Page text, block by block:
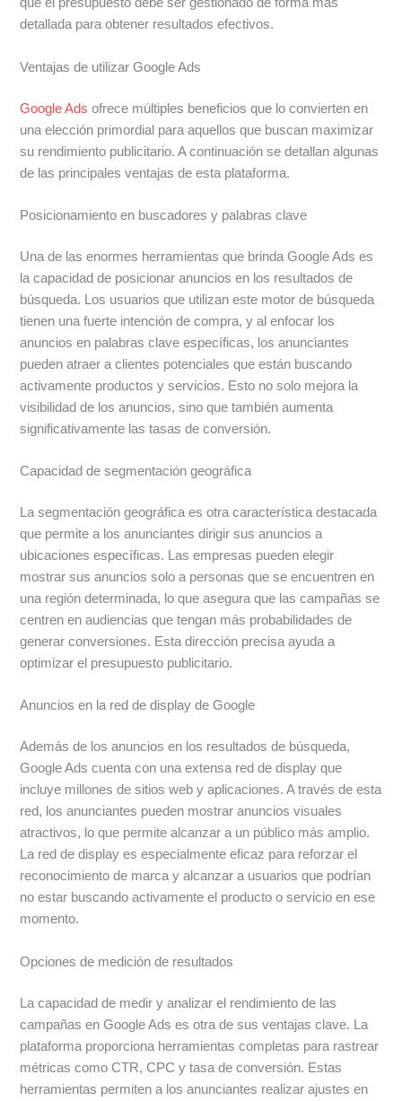
que el presupuesto debe ser gestionado de forma más
detallada para obtener resultados efectivos.
Ventajas de utilizar Google Ads
Google Ads ofrece múltiples beneficios que lo convierten en
una elección primordial para aquellos que buscan maximizar
su rendimiento publicitario. A continuación se detallan algunas
de las principales ventajas de esta plataforma.
Posicionamiento en buscadores y palabras clave
Una de las enormes herramientas que brinda Google Ads es
la capacidad de posicionar anuncios en los resultados de
búsqueda. Los usuarios que utilizan este motor de búsqueda
tienen una fuerte intención de compra, y al enfocar los
anuncios en palabras clave específicas, los anunciantes
pueden atraer a clientes potenciales que están buscando
activamente productos y servicios. Esto no solo mejora la
visibilidad de los anuncios, sino que también aumenta
significativamente las tasas de conversión.
Capacidad de segmentación geográfica
La segmentación geográfica es otra característica destacada
que permite a los anunciantes dirigir sus anuncios a
ubicaciones específicas. Las empresas pueden elegir
mostrar sus anuncios solo a personas que se encuentren en
una región determinada, lo que asegura que las campañas se
centren en audiencias que tengan más probabilidades de
generar conversiones. Esta dirección precisa ayuda a
optimizar el presupuesto publicitario.
Anuncios en la red de display de Google
Además de los anuncios en los resultados de búsqueda,
Google Ads cuenta con una extensa red de display que
incluye millones de sitios web y aplicaciones. A través de esta
red, los anunciantes pueden mostrar anuncios visuales
atractivos, lo que permite alcanzar a un público más amplio.
La red de display es especialmente eficaz para reforzar el
reconocimiento de marca y alcanzar a usuarios que podrían
no estar buscando activamente el producto o servicio en ese
momento.
Opciones de medición de resultados
La capacidad de medir y analizar el rendimiento de las
campañas en Google Ads es otra de sus ventajas clave. La
plataforma proporciona herramientas completas para rastrear
métricas como CTR, CPC y tasa de conversión. Estas
herramientas permiten a los anunciantes realizar ajustes en